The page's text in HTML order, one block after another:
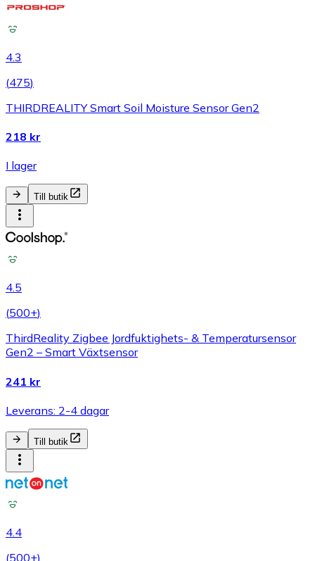
4.3
(475)
THIRDREALITY Smart Soil Moisture Sensor Gen2
218 kr
I lager
Till butik
4.5
(500+)
ThirdReality Zigbee Jordfuktighets- & Temperatursensor
Gen2 – Smart Växtsensor
241 kr
Leverans: 2-4 dagar
Till butik
4.4
(500+)